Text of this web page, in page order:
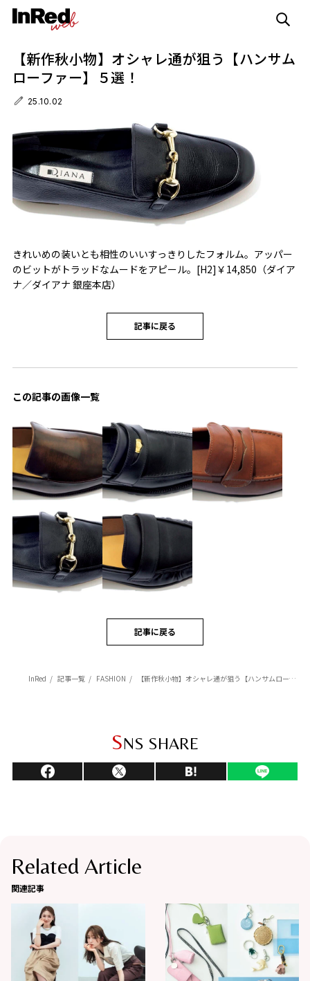
【新作秋小物】オシャレ通が狙う【ハンサム
ローファー】５選！
25.10.02
きれいめの装いとも相性のいいすっきりしたフォルム。アッパー
のビットがトラッドなムードをアピール。[H2]￥14,850（ダイア
ナ／ダイアナ 銀座本店）
記事に戻る
この記事の画像一覧
記事に戻る
InRed 記事一覧 FASHION 【新作秋小物】オシャレ通が狙う【ハンサムローファー】５選！
SNS SHARE
Related Article
関連記事